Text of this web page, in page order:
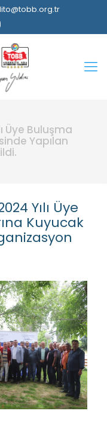
Üye Buluşma
Yapılan
Yılı Üye
Kuyucak